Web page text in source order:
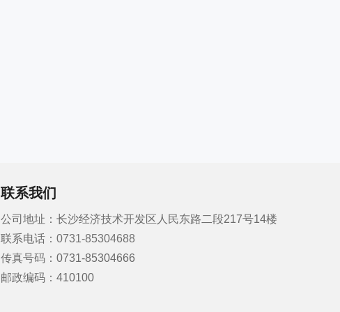
联系我们
公司地址：长沙经济技术开发区人民东路二段217号14楼
联系电话：0731-85304688
传真号码：0731-85304666
邮政编码：410100